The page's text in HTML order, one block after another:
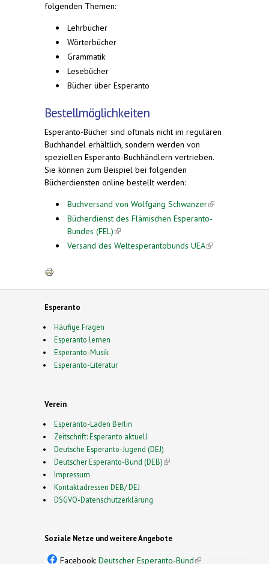
folgenden Themen:
Lehrbücher
Wörterbücher
Grammatik
Lesebücher
Bücher über Esperanto
Bestellmöglichkeiten
Esperanto-Bücher sind oftmals nicht im regulären
Buchhandel erhältlich, sondern werden von
speziellen Esperanto-Buchhändlern vertrieben.
Sie können zum Beispiel bei folgenden
Bücherdiensten online bestellt werden:
Buchversand von Wolfgang Schwanzer(link is
external)
Bücherdienst des Flämischen Esperanto-
Bundes (FEL)(link is external)
Versand des Weltesperantobunds UEA(link is
Esperanto
Häufige Fragen
Esperanto lernen
Esperanto-Musik
Esperanto-Literatur
Verein
Esperanto-Laden Berlin
Zeitschrift: Esperanto aktuell
Deutsche Esperanto-Jugend (DEJ)
Deutscher Esperanto-Bund (DEB)(link is external)
Impressum
Kontaktadressen DEB/ DEJ
DSGVO-Datenschutzerklärung
Soziale Netze und weitere Angebote
Facebook: Deutscher Esperanto-Bund(link is